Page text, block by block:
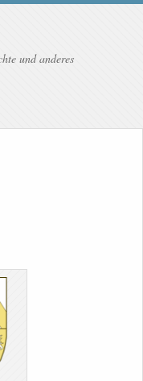
und anderes